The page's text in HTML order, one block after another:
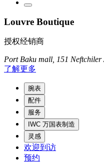
Louvre Boutique
授权经销商
Port Baku mall, 151 Neftchiler
了解更多
腕表
配件
服务
IWC 万国表制造
灵感
欢迎到访
预约